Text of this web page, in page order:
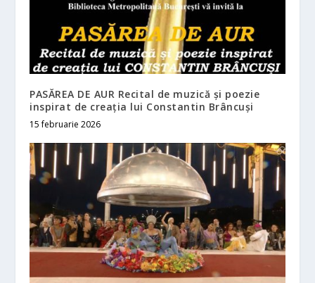
PASĂREA DE AUR Recital de muzică şi poezie
inspirat de creaţia lui Constantin Brâncuşi
15 februarie 2026